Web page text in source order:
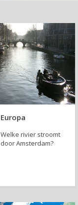
Europa
Welke rivier stroomt
door Am­ster­dam?